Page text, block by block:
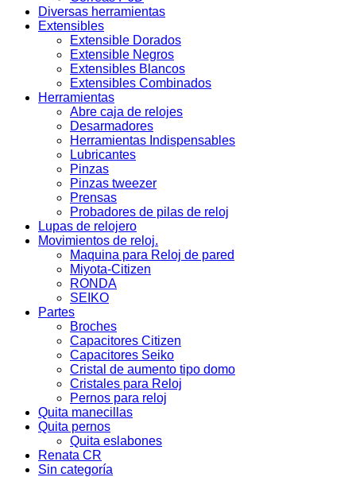
Diversas herramientas
Extensibles
Extensible Dorados
Extensible Negros
Extensibles Blancos
Extensibles Combinados
Herramientas
Abre caja de relojes
Desarmadores
Herramientas Indispensables
Lubricantes
Pinzas
Pinzas tweezer
Prensas
Probadores de pilas de reloj
Lupas de relojero
Movimientos de reloj.
Maquina para Reloj de pared
Miyota-Citizen
RONDA
SEIKO
Partes
Broches
Capacitores Citizen
Capacitores Seiko
Cristal de aumento tipo domo
Cristales para Reloj
Pernos para reloj
Quita manecillas
Quita pernos
Quita eslabones
Renata CR
Sin categoría